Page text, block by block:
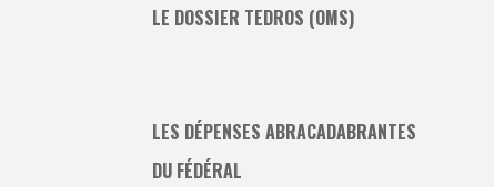
LE DOSSIER TEDROS (OMS)
LES DÉPENSES ABRACADABRANTES
DU FÉDÉRAL